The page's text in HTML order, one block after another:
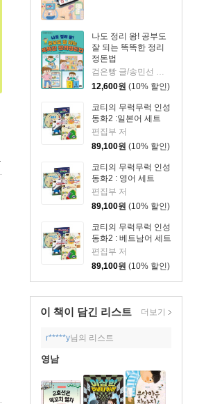
나도 정리 왕! 공부도
잘 되는 똑똑한 정리
정돈법
검은빵 글/송민선 그림
12,600원 (10% 할인)
코티의 무럭무럭 인성
동화2 :일본어 세트
편집부 저
89,100원 (10% 할인)
코티의 무럭무럭 인성
동화2 : 영어 세트
편집부 저
89,100원 (10% 할인)
코티의 무럭무럭 인성
동화2 : 베트남어 세트
편집부 저
89,100원 (10% 할인)
이 책이 담긴 리스트 더보기
r*****y님의 리스트
영남